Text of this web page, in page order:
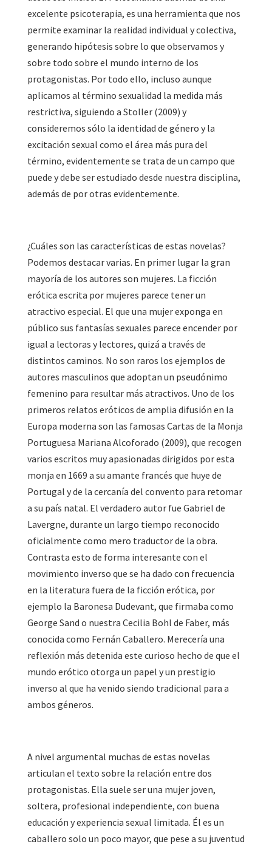
excelente psicoterapia, es una herramienta que nos
permite examinar la realidad individual y colectiva,
generando hipótesis sobre lo que observamos y
sobre todo sobre el mundo interno de los
protagonistas. Por todo ello, incluso aunque
aplicamos al término sexualidad la medida más
restrictiva, siguiendo a Stoller (2009) y
consideremos sólo la identidad de género y la
excitación sexual como el área más pura del
término, evidentemente se trata de un campo que
puede y debe ser estudiado desde nuestra disciplina,
además de por otras evidentemente.
¿Cuáles son las características de estas novelas?
Podemos destacar varias. En primer lugar la gran
mayoría de los autores son mujeres. La ficción
erótica escrita por mujeres parece tener un
atractivo especial. El que una mujer exponga en
público sus fantasías sexuales parece encender por
igual a lectoras y lectores, quizá a través de
distintos caminos. No son raros los ejemplos de
autores masculinos que adoptan un pseudónimo
femenino para resultar más atractivos. Uno de los
primeros relatos eróticos de amplia difusión en la
Europa moderna son las famosas Cartas de la Monja
Portuguesa Mariana Alcoforado (2009), que recogen
varios escritos muy apasionadas dirigidos por esta
monja en 1669 a su amante francés que huye de
Portugal y de la cercanía del convento para retomar
a su país natal. El verdadero autor fue Gabriel de
Lavergne, durante un largo tiempo reconocido
oficialmente como mero traductor de la obra.
Contrasta esto de forma interesante con el
movimiento inverso que se ha dado con frecuencia
en la literatura fuera de la ficción erótica, por
ejemplo la Baronesa Dudevant, que firmaba como
George Sand o nuestra Cecilia Bohl de Faber, más
conocida como Fernán Caballero. Merecería una
reflexión más detenida este curioso hecho de que el
mundo erótico otorga un papel y un prestigio
inverso al que ha venido siendo tradicional para a
ambos géneros.
A nivel argumental muchas de estas novelas
articulan el texto sobre la relación entre dos
protagonistas. Ella suele ser una mujer joven,
soltera, profesional independiente, con buena
educación y experiencia sexual limitada. Él es un
caballero solo un poco mayor, que pese a su juventud